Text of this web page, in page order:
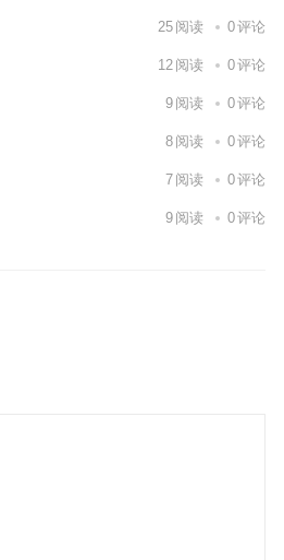
25 阅读 0评论
12 阅读 0评论
9 阅读 0评论
8 阅读 0评论
7 阅读 0评论
9 阅读 0评论